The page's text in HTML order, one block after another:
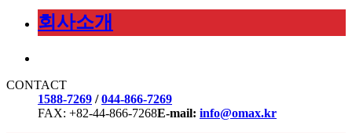
회사소개
CONTACT
1588-7269 /044-866-7269
FAX: +82-44-866-7268E-mail: info@omax.kr